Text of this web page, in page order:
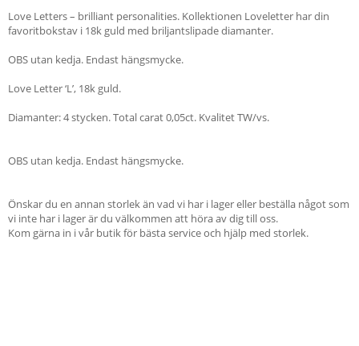
Love Letters – brilliant personalities. Kollektionen Loveletter har din
favoritbokstav i 18k guld med briljantslipade diamanter.
OBS utan kedja. Endast hängsmycke.
Love Letter ‘L’, 18k guld.
Diamanter: 4 stycken. Total carat 0,05ct. Kvalitet TW/vs.
OBS utan kedja. Endast hängsmycke.
Önskar du en annan storlek än vad vi har i lager eller beställa något som
vi inte har i lager är du välkommen att höra av dig till oss.
Kom gärna in i vår butik för bästa service och hjälp med storlek.